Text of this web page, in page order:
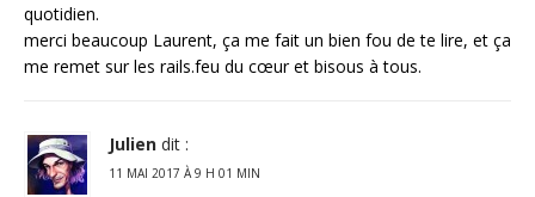
quotidien.
merci beaucoup Laurent, ça me fait un bien fou de te lire, et ça
me remet sur les rails.feu du cœur et bisous à tous.
Julien dit :
11 MAI 2017 À 9 H 01 MIN